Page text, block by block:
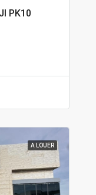
PK10
A LOUER